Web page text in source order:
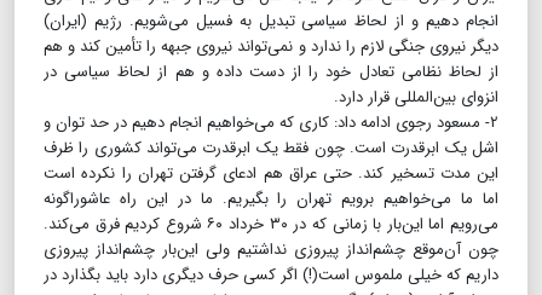
انجام دهیم و از لحاظ سیاسی تبدیل به فسیل می‌شویم. رژیم (ایران)
دیگر نیروی جنگی لازم را ندارد و نمی‌تواند نیروی جبهه را تأمین کند و هم
از لحاظ نظامی تعادل خود را از دست داده و هم از لحاظ سیاسی در
انزوای بین‌المللی قرار دارد.
۲- مسعود رجوی ادامه داد: کاری که می‌خواهیم انجام دهیم در حد توان و
اشل یک ابرقدرت است. چون فقط یک ابرقدرت می‌تواند کشوری را ظرف
این مدت تسخیر کند. حتی عراق هم ادعای گرفتن تهران را نکرده است
اما ما می‌خواهیم برویم تهران را بگیریم. ما در این راه عاشوراگونه
می‌رویم اما این‌بار با زمانی که در ۳۰ خرداد ۶۰ شروع کردیم فرق می‌کند.
چون آن‌موقع چشم‌انداز پیروزی نداشتیم ولی این‌بار چشم‌انداز پیروزی
داریم که خیلی ملموس است(!) اگر کسی حرف دیگری دارد باید بگذارد در